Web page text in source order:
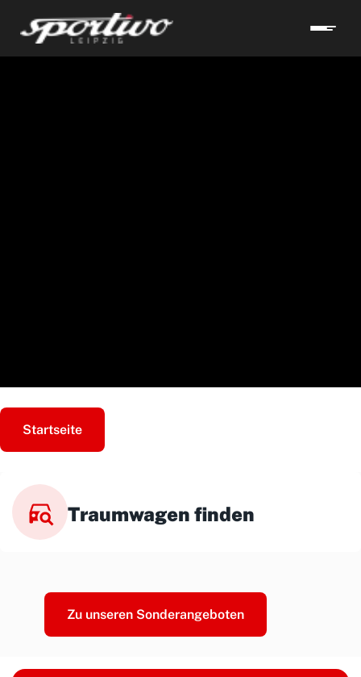
Startseite
Traumwagen finden
Zu unseren Sonderangeboten